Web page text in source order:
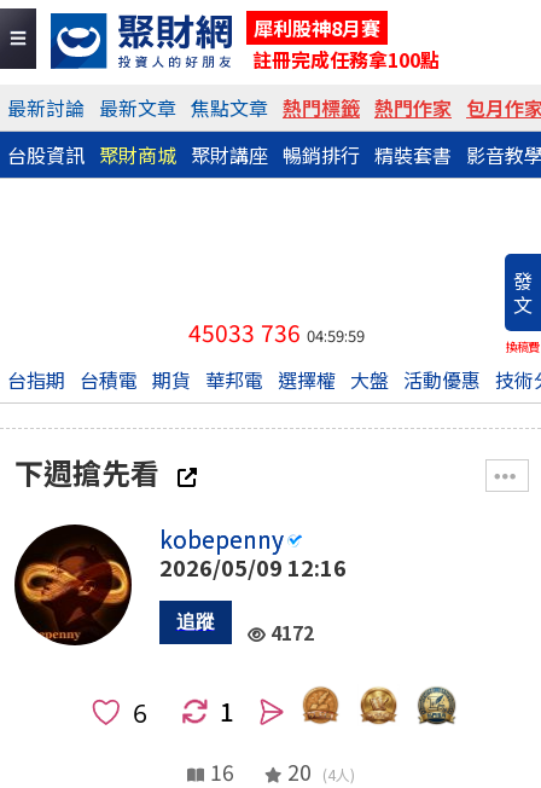
犀利股神8月賽
註冊完成任務拿100點
最新討論 最新文章 焦點文章 熱門標籤 熱門作家 包月作
台股資訊 聚財商城 聚財講座 暢銷排行 精裝套書 影音教
發
文
換稿費
45033 736 04:59:59
台指期 台積電 期貨 華邦電 選擇權 大盤 活動優惠 技術
下週搶先看
kobepenny
2026/05/09 12:16
4172
1
16 20 (4人)